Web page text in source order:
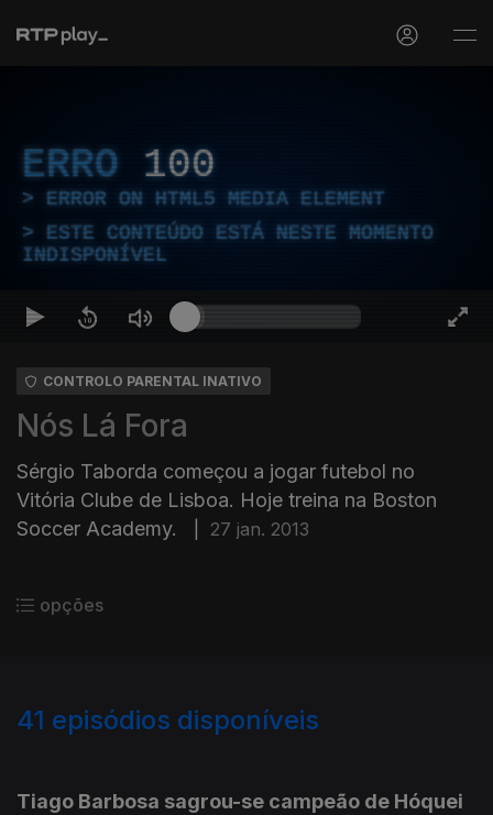
ERRO 100
ERROR ON HTML5 MEDIA ELEMENT
ESTE CONTEÚDO ESTÁ NESTE MOMENTO
INDISPONÍVEL
CONTROLO PARENTAL INATIVO
Nós Lá Fora
Sérgio Taborda começou a jogar futebol no
Vitória Clube de Lisboa. Hoje treina na Boston
Soccer Academy.
27 jan. 2013
opções
41 episódios disponíveis
Tiago Barbosa sagrou-se campeão de Hóquei